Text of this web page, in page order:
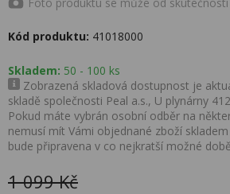
Kód produktu: 41018000
Skladem: 50 - 100 ks
Zobrazená skladová dostupnost je
skladě společnosti Peal a.s., U plynárny
Pokud máte vybrán osobní odběr na
nemusí mít Vámi objednané zboží
bude připravena v co nejkratší možné
1 099 Kč